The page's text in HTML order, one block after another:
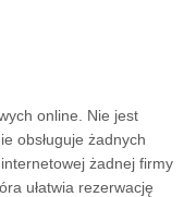
online. Nie jest
obsługuje żadnych
żadnej firmy
ułatwia rezerwację